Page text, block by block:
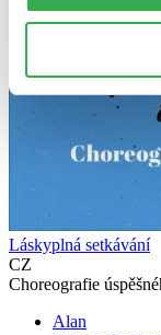
Láskyplná setkávání
CZ
Choreografie
Alan